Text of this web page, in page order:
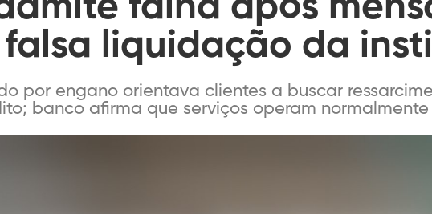
falha após
liquidação da
por engano orientava clientes a buscar
banco afirma que serviços operam normalmente